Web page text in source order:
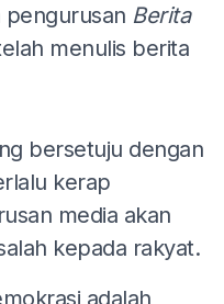
Berita
menulis berita
bersetuju dengan
kerap
media akan
kepada rakyat.
adalah